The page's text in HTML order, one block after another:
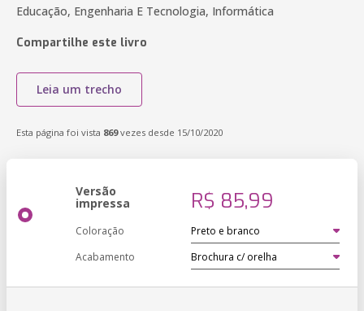
Educação, Engenharia E Tecnologia, Informática
Compartilhe este livro
Leia um trecho
Esta página foi vista 869vezes desde 15/10/2020
Versão
impressa R$ 85,99
Coloração
Acabamento